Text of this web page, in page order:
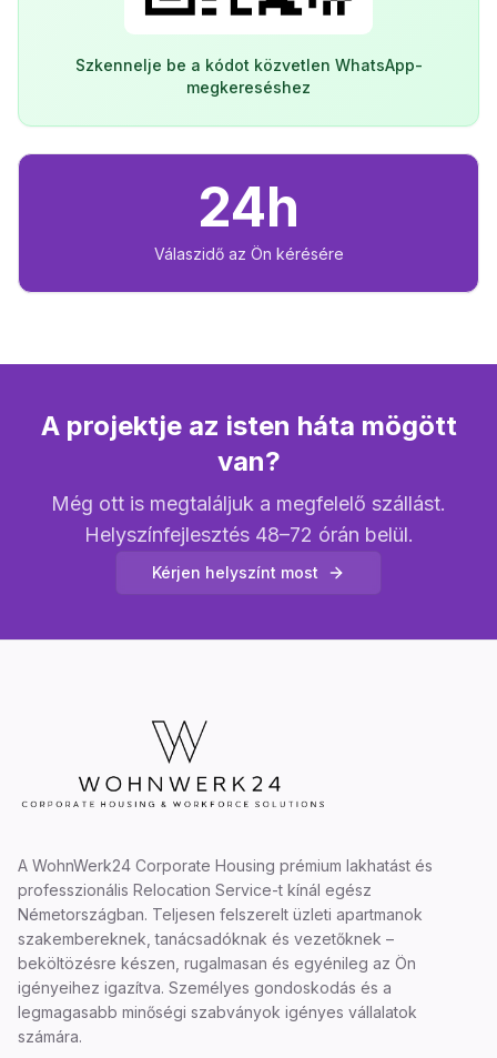
Szkennelje be a kódot közvetlen WhatsApp-
megkereséshez
24h
Válaszidő az Ön kérésére
A projektje az isten háta mögött
van?
Még ott is megtaláljuk a megfelelő szállást.
Helyszínfejlesztés 48–72 órán belül.
Kérjen helyszínt most
A WohnWerk24 Corporate Housing prémium lakhatást és
professzionális Relocation Service-t kínál egész
Németországban. Teljesen felszerelt üzleti apartmanok
szakembereknek, tanácsadóknak és vezetőknek –
beköltözésre készen, rugalmasan és egyénileg az Ön
igényeihez igazítva. Személyes gondoskodás és a
legmagasabb minőségi szabványok igényes vállalatok
számára.